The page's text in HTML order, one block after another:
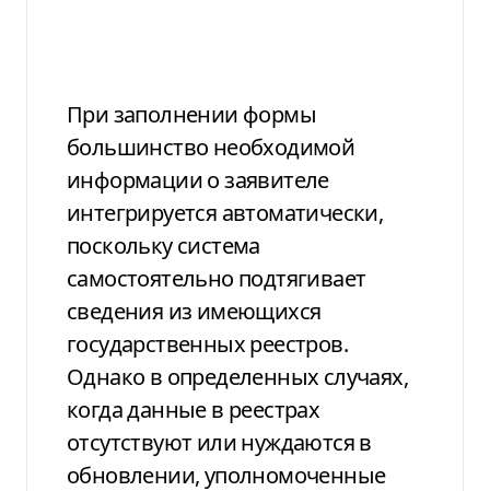
При заполнении формы
большинство необходимой
информации о заявителе
интегрируется автоматически,
поскольку система
самостоятельно подтягивает
сведения из имеющихся
государственных реестров.
Однако в определенных случаях,
когда данные в реестрах
отсутствуют или нуждаются в
обновлении, уполномоченные